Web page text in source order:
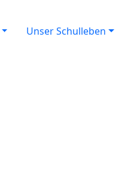
Unser Schulleben